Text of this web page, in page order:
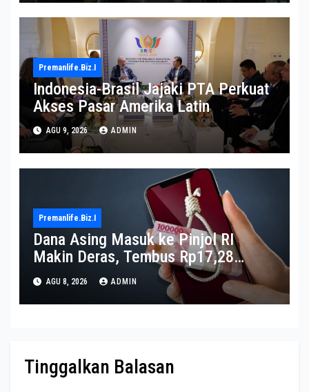
Premanlife.biz.i
Indonesia-Brasil Jajaki PTA Perkuat
Akses Pasar Amerika Latin
AGU 9, 2026 ADMIN
Premanlife.biz.i
Dana Asing Masuk ke Pinjol RI
Makin Deras, Tembus Rp17,28
Triliun per Juni 2026
AGU 8, 2026 ADMIN
Tinggalkan Balasan